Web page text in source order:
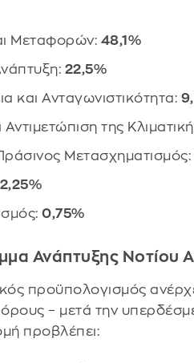
Μεταφορών: 48,1%
22,5%
και Ανταγωνιστικότητα:
της
Μετασχηματισμός:
2,25%
0,75%
Ανάπτυξης Νοτίου
προϋπολογισμός
– μετά την
προβλέπει: